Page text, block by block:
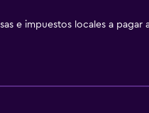
e impuestos locales a pagar